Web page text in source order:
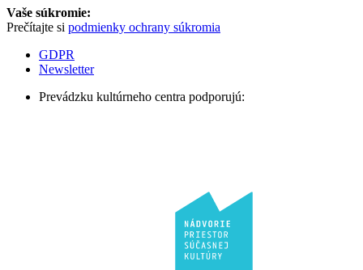
Vaše súkromie:
Prečítajte si podmienky ochrany súkromia
GDPR
Newsletter
Prevádzku kultúrneho centra podporujú: